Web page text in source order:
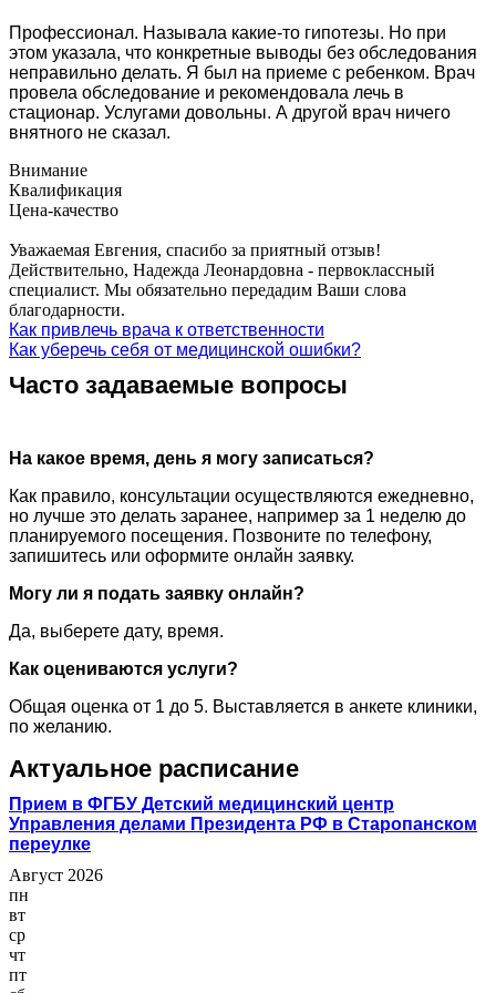
Профессионал. Называла какие-то гипотезы. Но при
этом указала, что конкретные выводы без обследования
неправильно делать. Я был на приеме с ребенком. Врач
провела обследование и рекомендовала лечь в
стационар. Услугами довольны. А другой врач ничего
внятного не сказал.
Внимание
Квалификация
Цена-качество
Уважаемая Евгения, спасибо за приятный отзыв!
Действительно, Надежда Леонардовна - первоклассный
специалист. Мы обязательно передадим Ваши слова
благодарности.
Как привлечь врача к ответственности
Как уберечь себя от медицинской ошибки?
Часто задаваемые вопросы
На какое время, день я могу записаться?
Как правило, консультации осуществляются ежедневно,
но лучше это делать заранее, например за 1 неделю до
планируемого посещения. Позвоните по телефону,
запишитесь или оформите онлайн заявку.
Могу ли я подать заявку онлайн?
Да, выберете дату, время.
Как оцениваются услуги?
Общая оценка от 1 до 5. Выставляется в анкете клиники,
по желанию.
Актуальное расписание
Прием в ФГБУ Детский медицинский центр
Управления делами Президента РФ в Старопанском
переулке
Август 2026
пн
вт
ср
чт
пт